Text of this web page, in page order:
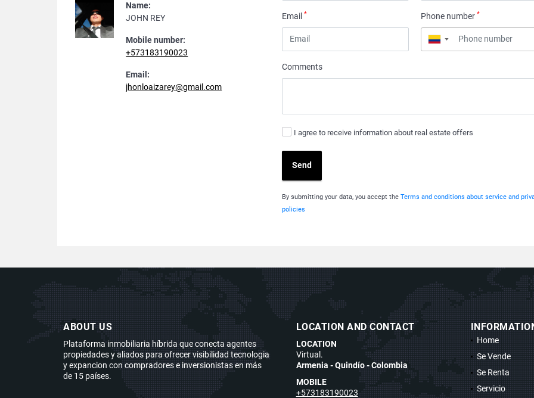
Name:
JOHN REY
Mobile number:
+573183190023
Email:
jhonloaizarey@gmail.com
Email* Phone number*
▼
Comments
I agree to receive information about real estate offers
Send
By submitting your data, you accept theTerms and conditions about service and
policies
ABOUT US
Plataforma inmobiliaria híbrida que conecta agentes
propiedades y aliados para ofrecer visibilidad tecnologia
y expancion con compradores e inversionistas en más
de 15 países.
LOCATION AND CONTACT
LOCATION
Virtual.
Armenia - Quindío - Colombia
MOBILE
+573183190023
Home
Se Vende
Se Renta
Servicio